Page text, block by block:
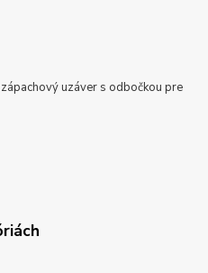
uzáver s odbočkou pre